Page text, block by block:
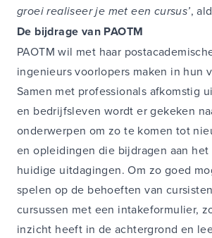
groei realiseer je met een cursus’,
De bijdrage van PAOTM
PAOTM wil met haar
ingenieurs voorlopers maken in hun
Samen met professionals afkomstig
en bedrijfsleven wordt er gekeken
onderwerpen om zo te komen tot
en opleidingen die bijdragen aan het
huidige uitdagingen. Om zo goed
spelen op de behoeften van
cursussen met een intakeformulier,
inzicht heeft in de achtergrond en